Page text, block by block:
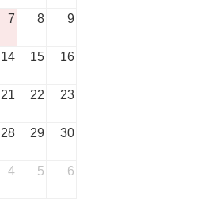
7 8 9
14 15 16
21 22 23
28 29 30
4 5 6